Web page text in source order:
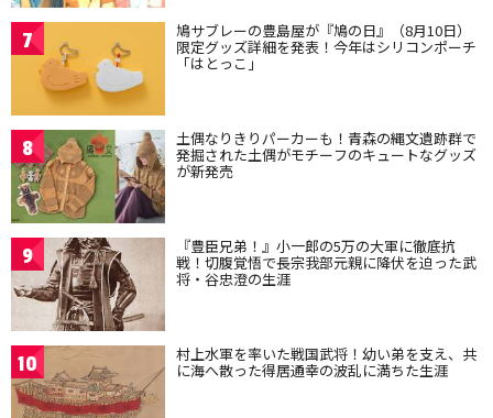
7 鳩サブレーの豊島屋が『鳩の日』（8月10日）
限定グッズ詳細を発表！今年はシリコンポーチ
「はとっこ」
8 土偶なりきりパーカーも！青森の縄文遺跡群で
発掘された土偶がモチーフのキュートなグッズ
が新発売
9 『豊臣兄弟！』小一郎の5万の大軍に徹底抗
戦！切腹覚悟で長宗我部元親に降伏を迫った武
将・谷忠澄の生涯
10 村上水軍を率いた戦国武将！幼い弟を支え、共
に海へ散った得居通幸の波乱に満ちた生涯